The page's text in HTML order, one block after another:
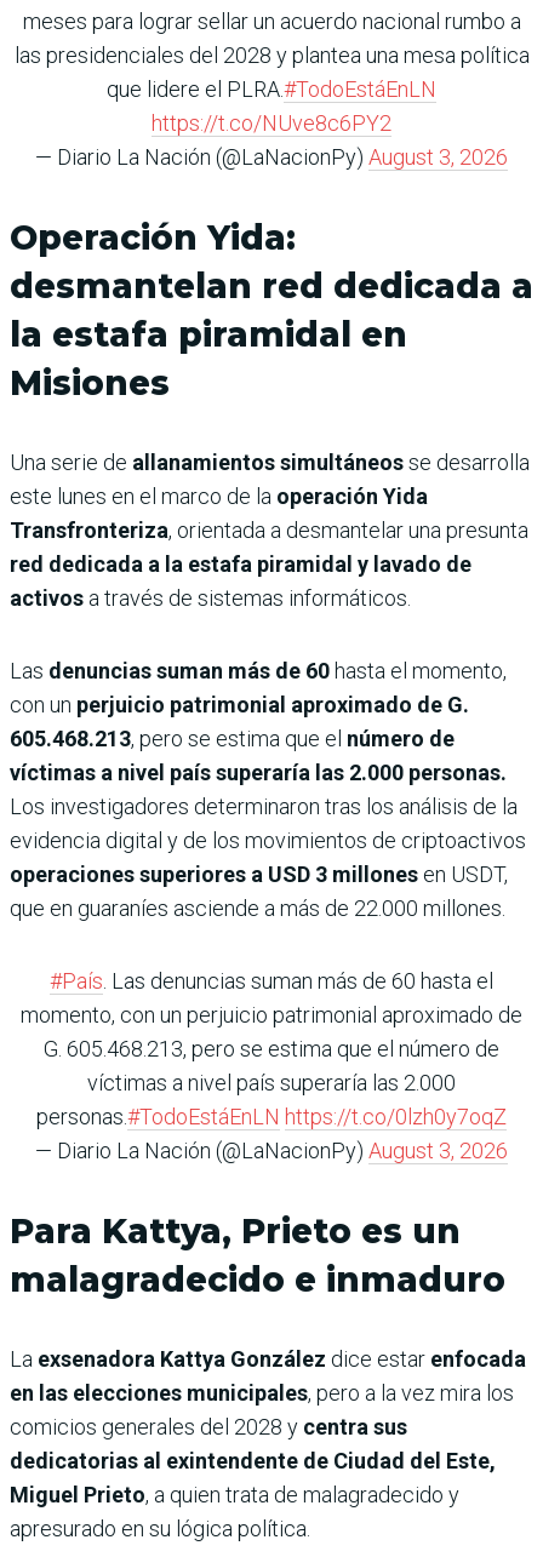
meses para lograr sellar un acuerdo nacional rumbo a
las presidenciales del 2028 y plantea una mesa política
que lidere el PLRA.#TodoEstáEnLN
https://t.co/NUve8c6PY2
— Diario La Nación (@LaNacionPy) August 3, 2026
Operación Yida:
desmantelan red dedicada a
la estafa piramidal en
Misiones
Una serie de allanamientos simultáneosse desarrolla
este lunes en el marco de la operación Yida
Transfronteriza, orientada a desmantelar una presunta
red dedicada a la estafa piramidal y lavado de
activos a través de sistemas informáticos.
Las denuncias suman más de 60 hasta el momento,
con un perjuicio patrimonial aproximado de G.
605.468.213, pero se estima que el número de
víctimas a nivel país superaría las 2.000 personas.
Los investigadores determinaron tras los análisis de la
evidencia digital y de los movimientos de criptoactivos
operaciones superiores a USD 3 millones en USDT,
que en guaraníes asciende a más de 22.000 millones.
#País . Las denuncias suman más de 60 hasta el
momento, con un perjuicio patrimonial aproximado de
G. 605.468.213, pero se estima que el número de
víctimas a nivel país superaría las 2.000
personas.#TodoEstáEnLN https://t.co/0lzh0y7oqZ
— Diario La Nación (@LaNacionPy) August 3, 2026
Para Kattya, Prieto es un
malagradecido e inmaduro
La exsenadora Kattya González dice estar enfocada
en las elecciones municipales, pero a la vez mira los
comicios generales del 2028 y centra sus
dedicatorias al exintendente de Ciudad del Este,
Miguel Prieto, a quien trata de malagradecido y
apresurado en su lógica política.